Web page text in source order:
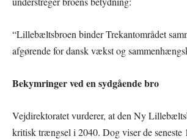
“Lillebæltsbroen binder Trekantområdet
afgørende for dansk vækst og
Bekymringer ved en sydgående bro
Vejdirektoratet vurderer, at den Ny
kritisk trængsel i 2040. Dog viser de seneste